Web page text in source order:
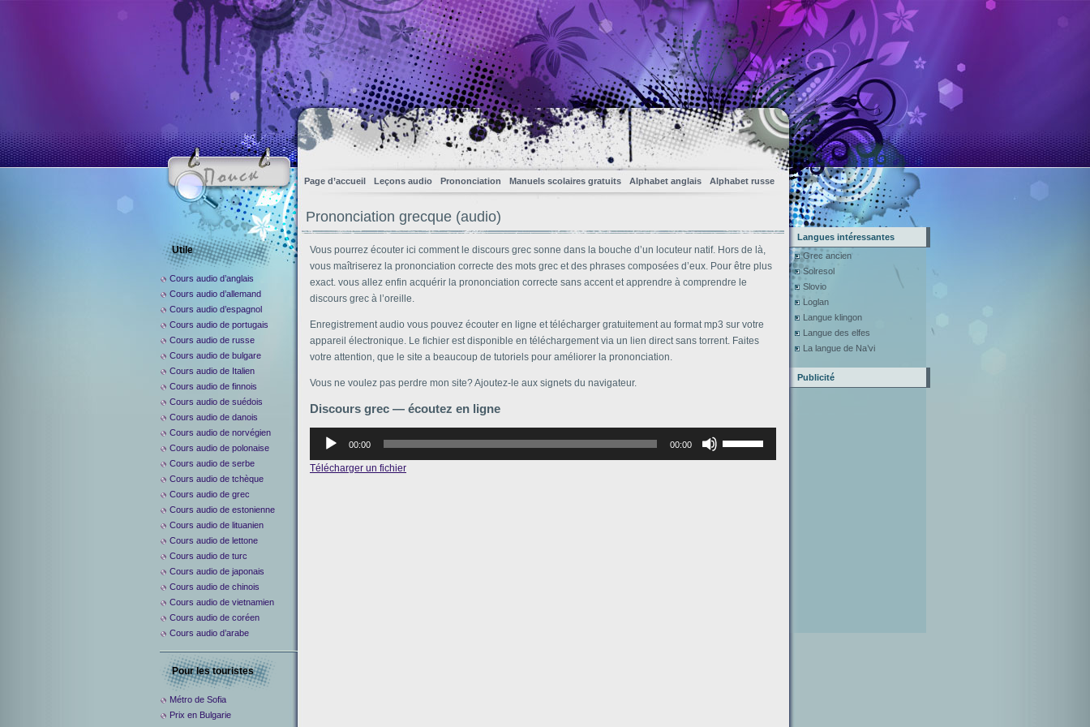
Page d’accueil Leçons audio Prononciation Manuels scolaires gratuits Alphabet anglais Alphabet russe
Prononciation grecque (audio)
Vous pourrez écouter ici comment le discours grec sonne dans la bouche d’un locuteur natif. Hors de là,
vous maîtriserez la prononciation correcte des mots grec et des phrases composées d’eux. Pour être plus
exact. vous allez enfin acquérir la prononciation correcte sans accent et apprendre à comprendre le
discours grec à l’oreille.
Enregistrement audio vous pouvez écouter en ligne et télécharger gratuitement au format mp3 sur votre
appareil électronique. Le fichier est disponible en téléchargement via un lien direct sans torrent. Faites
votre attention, que le site a beaucoup de tutoriels pour améliorer la prononciation.
Vous ne voulez pas perdre mon site? Ajoutez-le aux signets du navigateur.
Discours grec — écoutez en ligne
Аудиоплеер
00:00 00:00
клавиши
Télécharger un fichier
Utile
Cours audio d’anglais
Cours audio d’allemand
Cours audio d’espagnol
Cours audio de portugais
Cours audio de russe
Cours audio de bulgare
Cours audio de Italien
Cours audio de finnois
Cours audio de suédois
Cours audio de danois
Cours audio de norvégien
Cours audio de polonaise
Cours audio de serbe
Cours audio de tchèque
Cours audio de grec
Cours audio de estonienne
Cours audio de lituanien
Cours audio de lettone
Cours audio de turc
Cours audio de japonais
Cours audio de chinois
Cours audio de vietnamien
Cours audio de coréen
Cours audio d’arabe
Pour les touristes
Métro de Sofia
Prix en Bulgarie
Langues intéressantes
Grec ancien
Solresol
Slovio
Loglan
Langue klingon
Langue des elfes
La langue de Na’vi
Publicité